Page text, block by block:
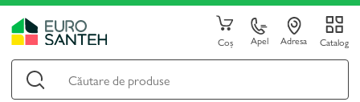
Coș Apel Adresa Catalog